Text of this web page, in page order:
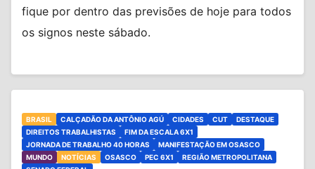
fique por dentro das previsões de hoje para todos
os signos neste sábado.
BRASIL CALÇADÃO DA ANTÔNIO AGÚ CIDADES CUT
DESTAQUE
DIREITOS TRABALHISTAS
FIM DA ESCALA 6X1
JORNADA DE TRABALHO 40 HORAS
MANIFESTAÇÃO EM OSASCO
MUNDO
NOTÍCIAS OSASCO PEC 6X1
REGIÃO METROPOLITANA